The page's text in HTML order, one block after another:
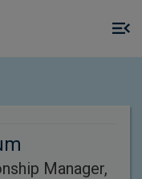
Manager,